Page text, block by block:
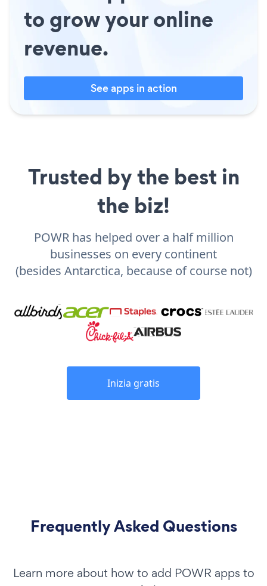
to grow your online
revenue.
See apps in action
Trusted by the best in
the biz!
POWR has helped over a half million
businesses on every continent
(besides Antarctica, because of course not)
Inizia gratis
Frequently Asked Questions
Learn more about how to add POWR apps to